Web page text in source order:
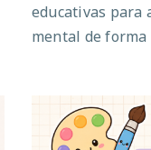
educativas para
mental de